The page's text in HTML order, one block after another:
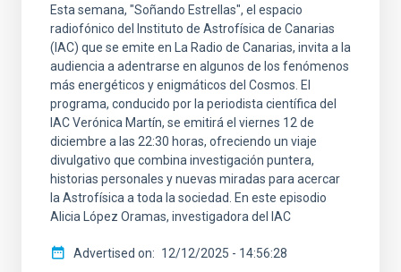
Esta semana, "Soñando Estrellas", el espacio
radiofónico del Instituto de Astrofísica de Canarias
(IAC) que se emite en La Radio de Canarias, invita a la
audiencia a adentrarse en algunos de los fenómenos
más energéticos y enigmáticos del Cosmos. El
programa, conducido por la periodista científica del
IAC Verónica Martín, se emitirá el viernes 12 de
diciembre a las 22:30 horas, ofreciendo un viaje
divulgativo que combina investigación puntera,
historias personales y nuevas miradas para acercar
la Astrofísica a toda la sociedad. En este episodio
Alicia López Oramas, investigadora del IAC
Advertised on 12/12/2025 - 14:56:28